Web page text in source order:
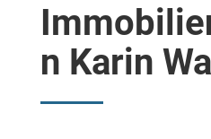
n Karin